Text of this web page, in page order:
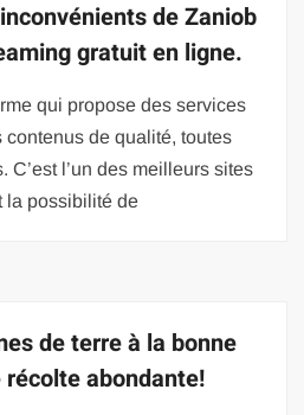
de Zaniob
gratuit en ligne.
qui propose des services
de qualité, toutes
C’est l’un des meilleurs sites
la possibilité de
de terre à la bonne
abondante!